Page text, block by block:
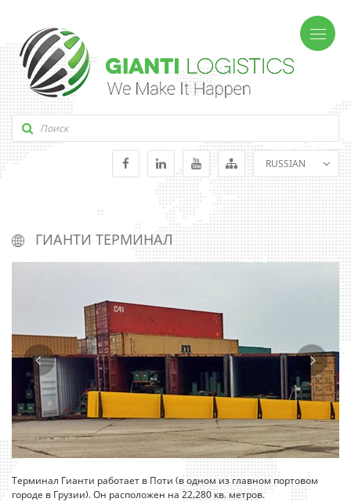
RUSSIAN
ГИАНТИ ТЕРМИНАЛ
Терминал Гианти работает в Поти (в одном из главном портовом
городе в Грузии). Он расположен на 22,280 кв. метров.